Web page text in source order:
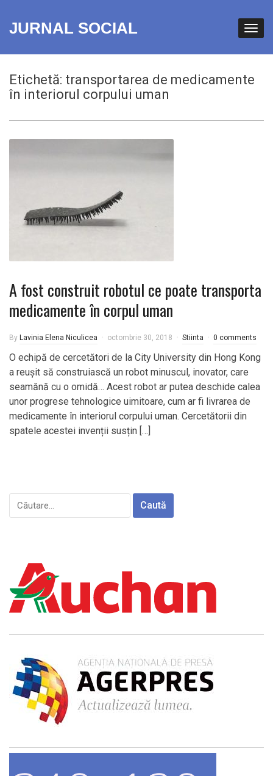
JURNAL SOCIAL
Etichetă: transportarea de medicamente
în interiorul corpului uman
A fost construit robotul ce poate transporta
medicamente în corpul uman
By Lavinia Elena Niculicea octombrie 30, 2018 Stiinta 0 comments
O echipă de cercetători de la City University din Hong Kong
a reușit să construiască un robot minuscul, inovator, care
seamănă cu o omidă… Acest robot ar putea deschide calea
unor progrese tehnologice uimitoare, cum ar fi livrarea de
medicamente în interiorul corpului uman. Cercetătorii din
spatele acestei invenții susțin […]
Caută
după: